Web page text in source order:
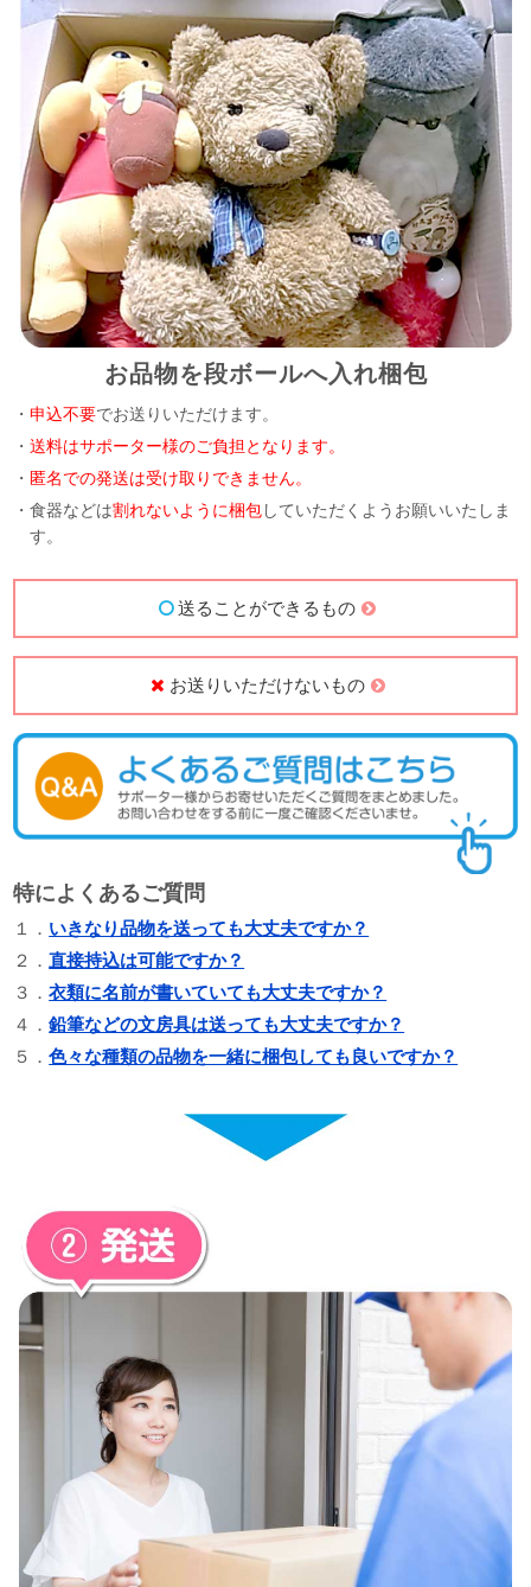
お品物を段ボールへ入れ梱包
・申込不要でお送りいただけます。
・送料はサポーター様のご負担となります。
・ 匿名での発送は受け取りできません。
・食器などは割れないように梱包していただくようお願いいたしま
す。
送ることができるもの
お送りいただけないもの
特によくあるご質問
１． いきなり品物を送っても大丈夫ですか？
２．直接持込は可能ですか？
３．衣類に名前が書いていても大丈夫ですか？
４．鉛筆などの文房具は送っても大丈夫ですか？
５．色々な種類の品物を一緒に梱包しても良いですか？